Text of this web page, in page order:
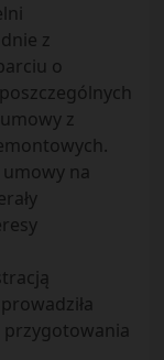
z
o
z
na
przygotowania